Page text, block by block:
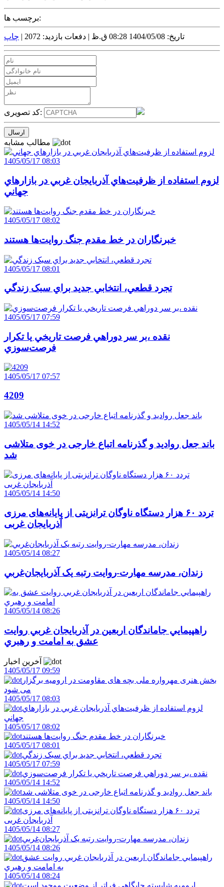
برچسب ها:
تاریخ: 1404/05/08 08:28 ق.ظ | دفعات بازدید: 2072 | چاپ
کد تصویری:
1405/05/17 08:03
لزوم استفاده از ظرفيت‌هاي آذربايجان غربي در بازارهاي
جهاني
1405/05/17 08:02
خبرنگاران در خط مقدم جنگ روايت‌ها هستند
1405/05/17 08:01
تجرد قطعي، انتخابي جديد براي سبک زندگي
1405/05/17 07:59
نقده ،بر سر دوراهي فرصت تاريخي يا تکرار
فرصت‌سوزي
1405/05/17 07:57
4209
1405/05/14 14:52
باند جعل روادید و گذرنامه اتباع خارجی در خوی متلاشی
شد
1405/05/14 14:50
تردد ۶۰ هزار دستگاه ناوگان ترانزیتی از پایانه‌های مرزی
آذربایجان ‌غربی
1405/05/14 08:27
زندان، مدرسه مهارت-روايت رتبه يک آذربايجان‌غربي
1405/05/14 08:26
راهپيمايي جاماندگان اربعين در آذربايجان غربي روايت
عشق به امامت و رهبري
1405/05/17 09:59
بخش هنری مهرواره ملی بچه های مقاومت در ارومیه برگزار
می شود
1405/05/17 08:03
لزوم استفاده از ظرفيت‌هاي آذربايجان غربي در بازارهاي
جهاني
1405/05/17 08:02
خبرنگاران در خط مقدم جنگ روايت‌ها هستند
1405/05/17 08:01
تجرد قطعي، انتخابي جديد براي سبک زندگي
1405/05/17 07:59
نقده ،بر سر دوراهي فرصت تاريخي يا تکرار فرصت‌سوزي
1405/05/14 14:52
باند جعل روادید و گذرنامه اتباع خارجی در خوی متلاشی شد
1405/05/14 14:50
تردد ۶۰ هزار دستگاه ناوگان ترانزیتی از پایانه‌های مرزی
آذربایجان ‌غربی
1405/05/14 08:27
زندان، مدرسه مهارت-روايت رتبه يک آذربايجان‌غربي
1405/05/14 08:26
راهپيمايي جاماندگان اربعين در آذربايجان غربي روايت عشق
به امامت و رهبري
1405/05/14 08:24
اروميه شايسته جايگاهي فراتر از وضعيت موجود است